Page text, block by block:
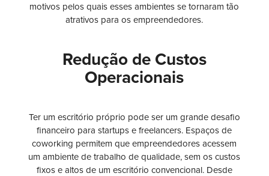
motivos pelos quais esses ambientes se tornaram tão
atrativos para os empreendedores.
Redução de Custos
Operacionais
Ter um escritório próprio pode ser um grande desafio
financeiro para startups e freelancers. Espaços de
coworking permitem que empreendedores acessem
um ambiente de trabalho de qualidade, sem os custos
fixos e altos de um escritório convencional. Desde